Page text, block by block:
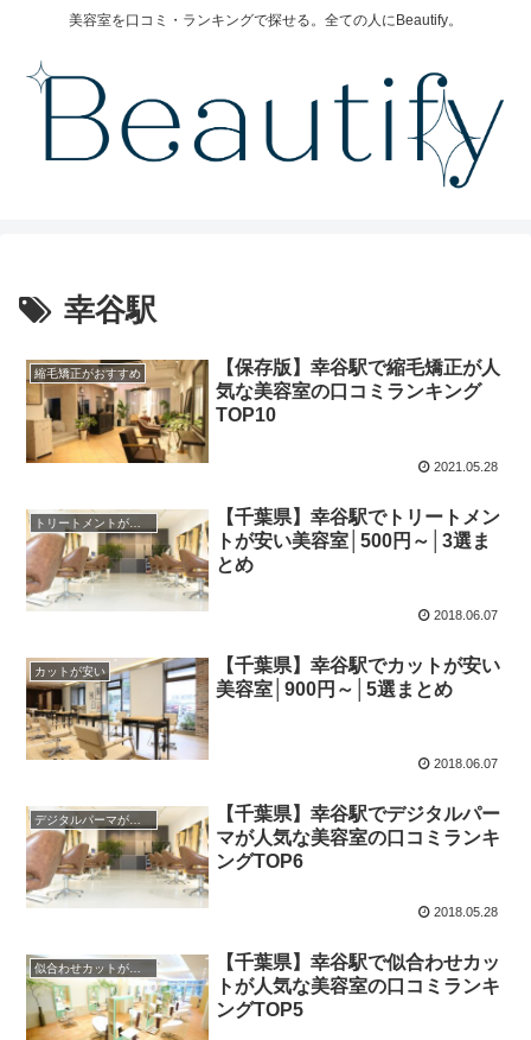
美容室を口コミ・ランキングで探せる。全ての人にBeautify。
幸谷駅
縮毛矯正がおすすめ
【保存版】幸谷駅で縮毛矯正が人
気な美容室の口コミランキング
TOP10
2021.05.28
【千葉県】幸谷駅でトリートメン
トが安い美容室│500円～│3選ま
とめ
2018.06.07
カットが安い
【千葉県】幸谷駅でカットが安い
美容室│900円～│5選まとめ
2018.06.07
【千葉県】幸谷駅でデジタルパー
マが人気な美容室の口コミランキ
ングTOP6
2018.05.28
【千葉県】幸谷駅で似合わせカッ
トが人気な美容室の口コミランキ
ングTOP5